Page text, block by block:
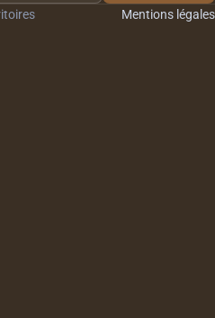
Mentions légales